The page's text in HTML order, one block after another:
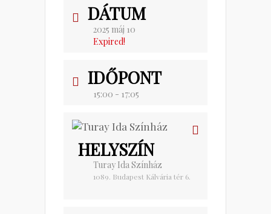
DÁTUM
2025 máj 10
Expired!
IDŐPONT
15:00 - 17:05
HELYSZÍN
Turay Ida Színház
1089. Budapest Kálvária tér 6.